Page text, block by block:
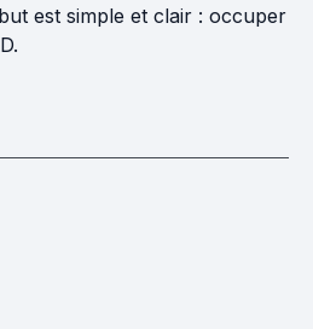
est simple et clair : occuper